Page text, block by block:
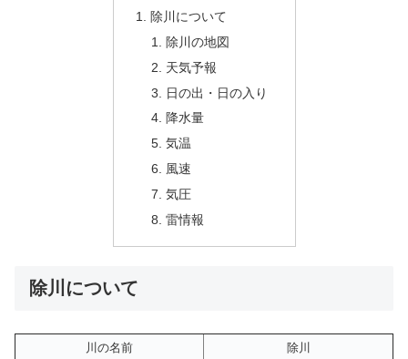
除川について
除川の地図
天気予報
日の出・日の入り
降水量
気温
風速
気圧
雷情報
除川について
川の名前
除川